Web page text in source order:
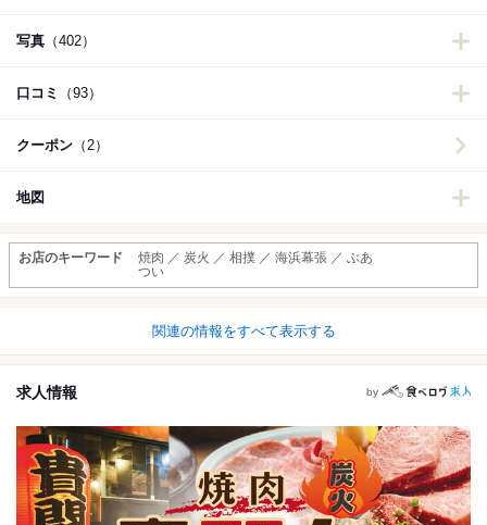
写真 （402）
口コミ （93）
クーポン （2）
地図
お店のキーワード
焼肉 ／ 炭火 ／ 相撲 ／ 海浜幕張 ／ ぶあ
つい
関連の情報をすべて表示する
求人情報 by